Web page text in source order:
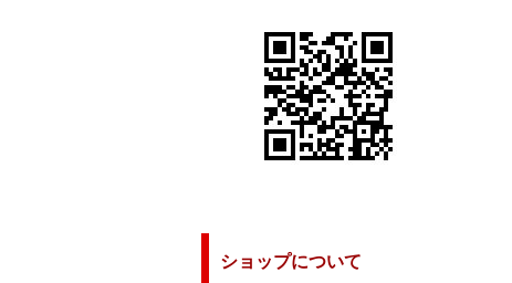
ショップについて